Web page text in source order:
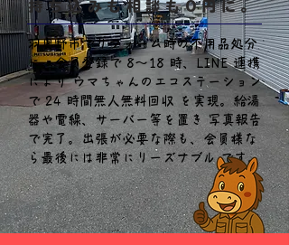
持ち込みも相談も0円に。
羽曳野市でリフォーム時の不用品処分
に。会員登録で 8〜18 時、LINE 連携
により ウマちゃんのエコステーション
で 24 時間無人無料回収 を実現。給湯
器や電線、サーバー等を置き 写真報告
で完了。出張が必要な際も、会員様な
ら最後には非常にリーズナブル です。